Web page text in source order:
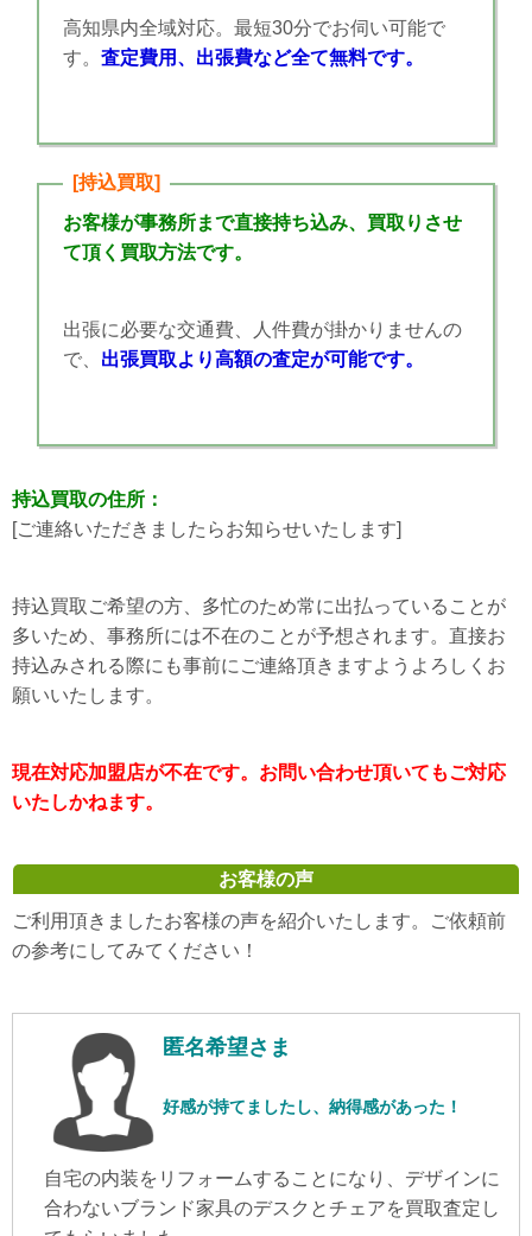
高知県内全域対応。最短30分でお伺い可能で
す。 査定費用、出張費など全て無料です。
[持込買取]
お客様が事務所まで直接持ち込み、買取りさせ
て頂く買取方法です。
出張に必要な交通費、人件費が掛かりませんの
で、 出張買取より高額の査定が可能です。
持込買取の住所：
[ご連絡いただきましたらお知らせいたします]
持込買取ご希望の方、多忙のため常に出払っていることが
多いため、事務所には不在のことが予想されます。直接お
持込みされる際にも事前にご連絡頂きますようよろしくお
願いいたします。
現在対応加盟店が不在です。お問い合わせ頂いてもご対応
いたしかねます。
お客様の声
ご利用頂きましたお客様の声を紹介いたします。ご依頼前
の参考にしてみてください！
匿名希望さま
好感が持てましたし、納得感があった！
自宅の内装をリフォームすることになり、デザインに
合わないブランド家具のデスクとチェアを買取査定し